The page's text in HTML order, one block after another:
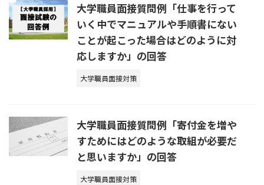
大学職員面接質問例「仕事を行って
いく中でマニュアルや手順書にない
ことが起こった場合はどのように対
応しますか」の回答
大学職員面接対策
大学職員面接質問例「寄付金を増や
すためにはどのような取組が必要だ
と思いますか」の回答
大学職員面接対策